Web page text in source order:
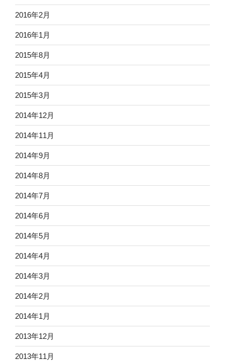
2016年2月
2016年1月
2015年8月
2015年4月
2015年3月
2014年12月
2014年11月
2014年9月
2014年8月
2014年7月
2014年6月
2014年5月
2014年4月
2014年3月
2014年2月
2014年1月
2013年12月
2013年11月